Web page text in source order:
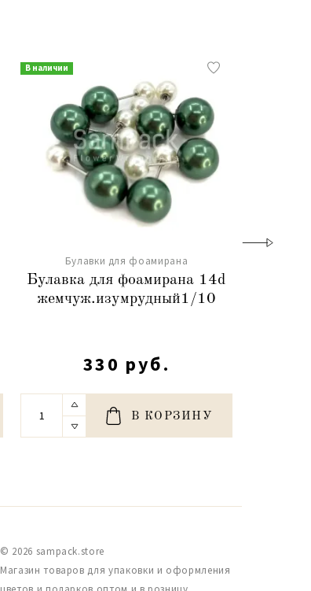
В наличии
Булавки для фоамирана
Булавка для фоамирана 14d
жемчуж.изумрудный1/10
330 руб.
В КОРЗИНУ
© 2026 sampack.store
Магазин товаров для упаковки и оформления